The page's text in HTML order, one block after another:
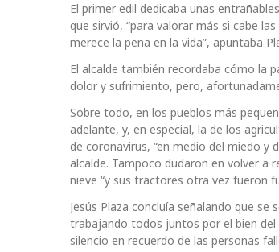
El primer edil dedicaba unas
que sirvió, “para valorar más si cabe
merece la pena en la vida”, apuntaba
El alcalde también recordaba cómo la
dolor y sufrimiento, pero,
Sobre todo, en los pueblos más
adelante, y, en especial, la de los
de coronavirus, “en medio del miedo y
alcalde. Tampoco dudaron en volver a
nieve “y sus tractores otra vez fueron
Jesús Plaza concluía señalando que
trabajando todos juntos por el bien del
silencio en recuerdo de las personas